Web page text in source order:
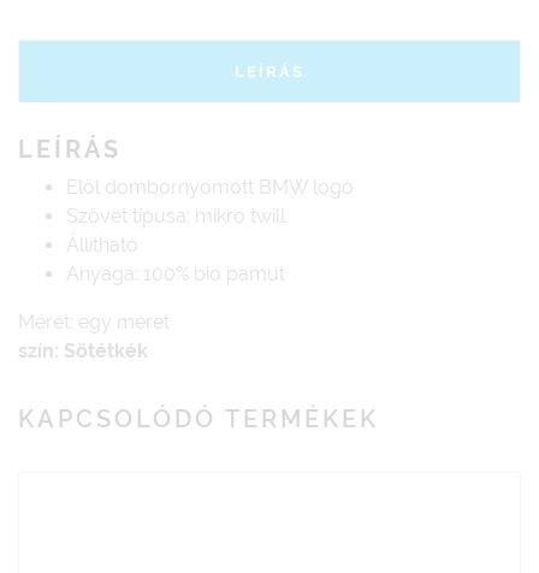
LEÍRÁS
LEÍRÁS
Elöl dombornyomott BMW logó
Szövet típusa: mikro twill
Állítható
Anyaga: 100% bio pamut
Méret: egy méret
szín: Sötétkék
KAPCSOLÓDÓ TERMÉKEK